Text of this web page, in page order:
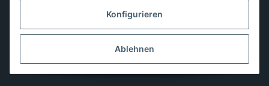
Vertrag widerrufen
* Alle Preise inkl. gesetzlicher USt., zzgl.Versand
** Differenzbesteuerung gemäß § 25a UStG,
Konfigurieren
Ablehnen